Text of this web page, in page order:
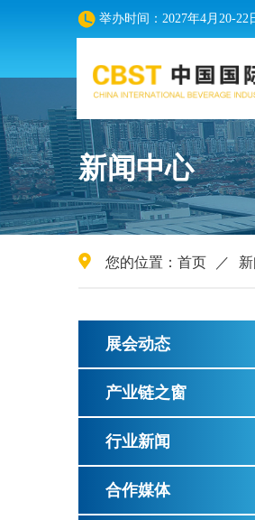
举办时间：2027年4月20-22
新闻中心
您的位置： 首页 ／
展会动态
产业链之窗
行业新闻
合作媒体